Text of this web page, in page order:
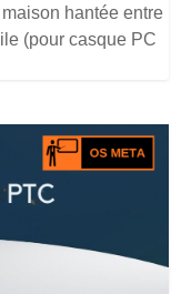
hantée entre
(pour casque PC